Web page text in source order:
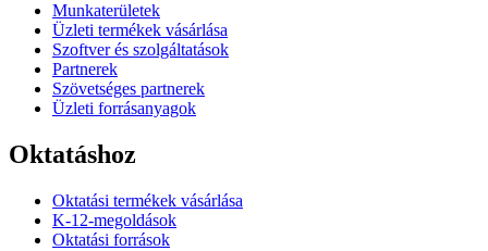
Munkaterületek
Üzleti termékek vásárlása
Szoftver és szolgáltatások
Partnerek
Szövetséges partnerek
Üzleti forrásanyagok
Oktatáshoz
Oktatási termékek vásárlása
K-12-megoldások
Oktatási források